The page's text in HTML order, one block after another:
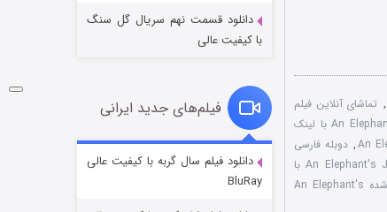
, تماشای آنلاین فیلم
دانلود فیلم An Elephant's Journey 2017 با لینک
, دوبله فارسی
فیلم An Elephant's Journey 2017 با
نسخه سانسور شده An Elephant's
شوگر فصل ۲
قسمت
دانلود قسمت نهم سریال گل سنگ
با کیفیت عالی
فیلم‌های جدید ایرانی
دانلود فیلم سال گربه با کیفیت عالی
BluRay